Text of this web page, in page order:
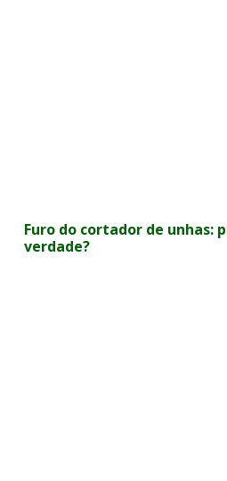
Furo do cortador de unhas:
verdade?